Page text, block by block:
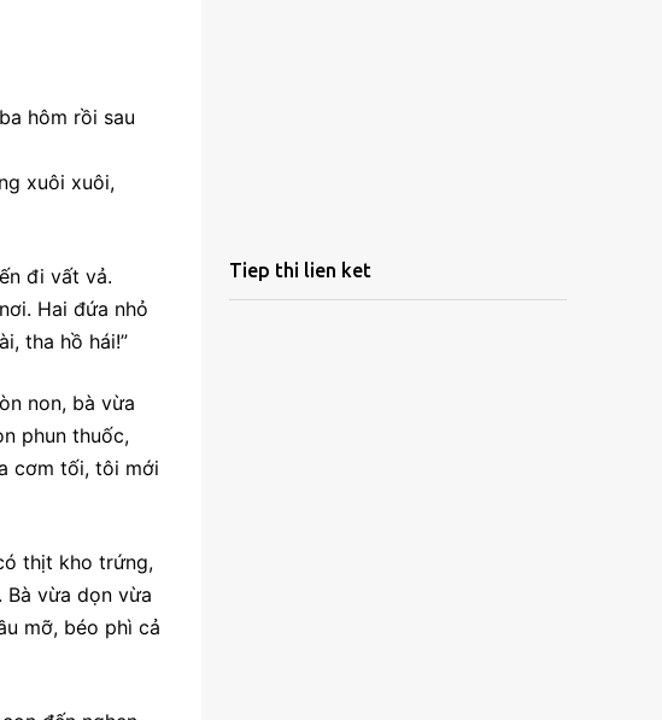
hôm rồi sau
xuôi xuôi,
đi vất vả.
Hai đứa nhỏ
tha hồ hái!”
non, bà vừa
phun thuốc,
cơm tối, tôi mới
thịt kho trứng,
Bà vừa dọn vừa
mỡ, béo phì cả
Tiep thi lien ket